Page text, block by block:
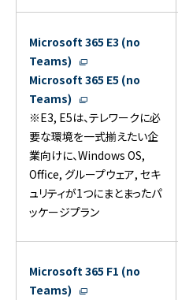
Microsoft 365 E3 (no
Teams)
Microsoft 365 E5 (no
Teams)
※E3, E5は、テレワークに必
要な環境を一式揃えたい企
業向けに、Windows OS,
Office, グループウェア, セキ
ュリティが1つにまとまったパ
ッケージプラン
Microsoft 365 F1 (no
Teams)